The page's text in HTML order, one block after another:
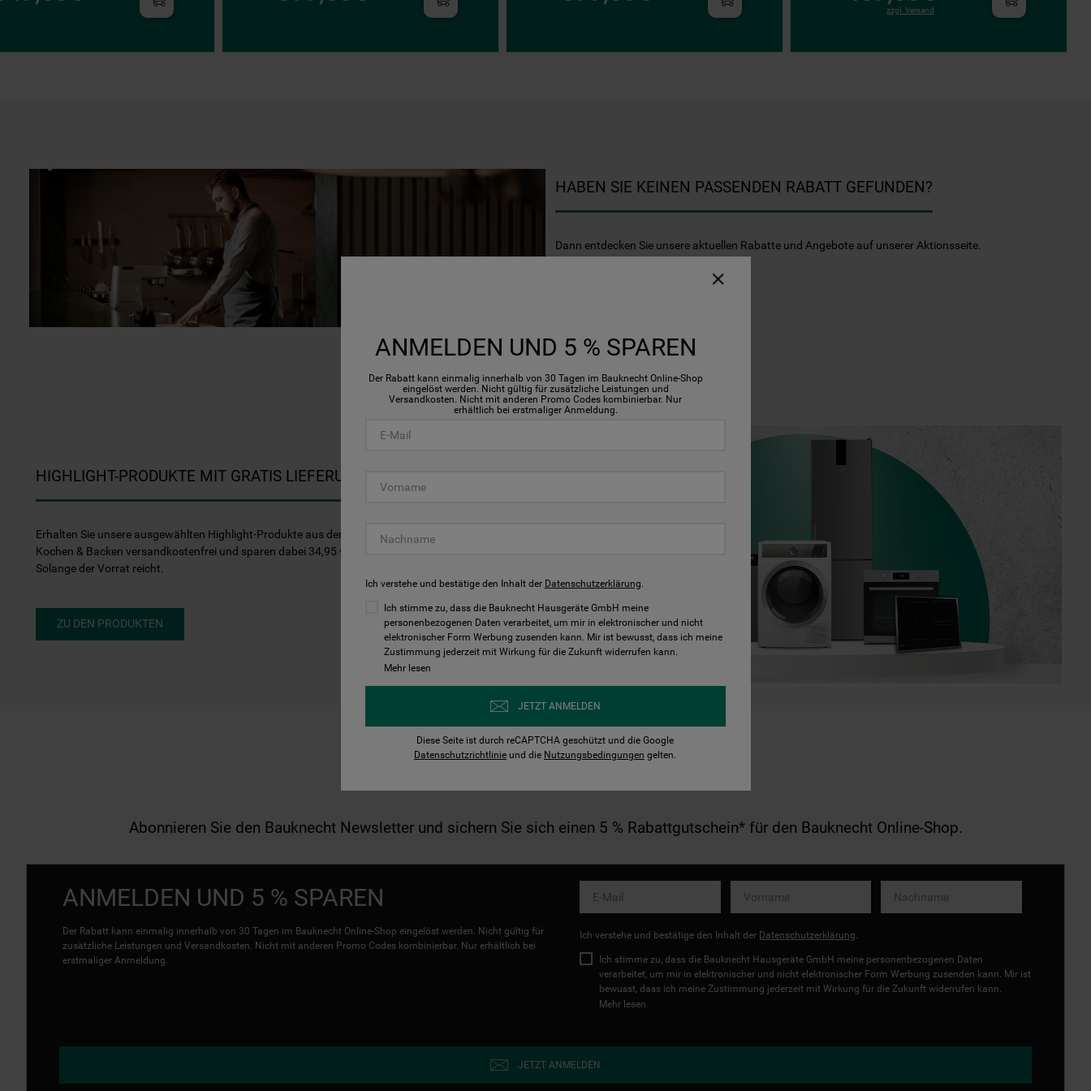
zzgl. Versand
HABEN SIE KEINEN PASSENDEN RABATT GEFUNDEN?
Dann entdecken Sie unsere aktuellen Rabatte und Angebote auf unserer Aktionsseite.
HIGHLIGHT-PRODUKTE MIT GRATIS LIEFERUNG
Erhalten Sie unsere ausgewählten Highlight-Produkte aus den Bereichen Waschen, Spülen, Kühlen,
Kochen & Backen versandkostenfrei und sparen dabei 34,95 €. Gilt auf ausgewählte Produkte.
Solange der Vorrat reicht.
ZU DEN PRODUKTEN
Abonnieren Sie den Bauknecht Newsletter und sichern Sie sich einen 5 % Rabattgutschein* für den Bauknecht Online-Shop.
ANMELDEN UND 5 % SPAREN
Der Rabatt kann einmalig innerhalb von 30 Tagen im Bauknecht Online-Shop eingelöst werden. Nicht gültig für
zusätzliche Leistungen und Versandkosten. Nicht mit anderen Promo Codes kombinierbar. Nur erhältlich bei
erstmaliger Anmeldung.
Ich verstehe und bestätige den Inhalt der Datenschutzerklärung.
Ich stimme zu, dass die Bauknecht Hausgeräte GmbH meine personenbezogenen Daten
verarbeitet, um mir in elektronischer und nicht elektronischer Form Werbung zusenden kann. Mir ist
bewusst, dass ich meine Zustimmung jederzeit mit Wirkung für die Zukunft widerrufen kann.
Mehr lesen
JETZT ANMELDEN
lediglich unbedingt erforderliche Cookis
https://www.bauknecht.de/seiten/nutzung-
ANMELDEN UND 5 % SPAREN
Der Rabatt kann einmalig innerhalb von 30 Tagen im Bauknecht Online-Shop
eingelöst werden. Nicht gültig für zusätzliche Leistungen und
Versandkosten. Nicht mit anderen Promo Codes kombinierbar. Nur
erhältlich bei erstmaliger Anmeldung.
Ich verstehe und bestätige den Inhalt der Datenschutzerklärung.
Ich stimme zu, dass die Bauknecht Hausgeräte GmbH meine
personenbezogenen Daten verarbeitet, um mir in elektronischer und nicht
elektronischer Form Werbung zusenden kann. Mir ist bewusst, dass ich meine
Zustimmung jederzeit mit Wirkung für die Zukunft widerrufen kann.
Mehr lesen
JETZT ANMELDEN
Diese Seite ist durch reCAPTCHA geschützt und die Google
Datenschutzrichtlinie und die Nutzungsbedingungen gelten.